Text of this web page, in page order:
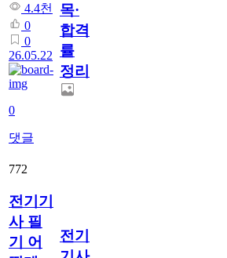
4.4천
0
0
26.05.22
0
댓글
목·
합격
률
정리
772
전기기
사 필
기 어
전기